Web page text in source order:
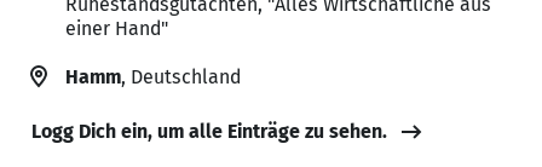
einer Hand"
Hamm, Deutschland
Logg Dich ein, um alle Einträge zu sehen.